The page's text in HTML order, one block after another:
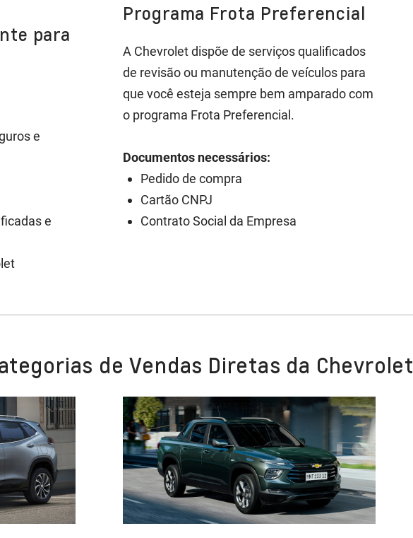
para
e
e
Programa Frota Preferencial
A Chevrolet dispõe de serviços qualificados
de revisão ou manutenção de veículos para
que você esteja sempre bem amparado com
o programa Frota Preferencial.
Documentos necessários:
Pedido de compra
Cartão CNPJ
Contrato Social da Empresa
de Vendas Diretas da Chevrolet